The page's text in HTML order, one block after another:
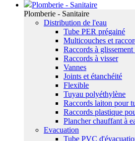
Plomberie - Sanitaire
Plomberie - Sanitaire
Distribution de l'eau
Tube PER prégainé
Multicouches et
Raccords à
Raccords à visser
Vannes
Joints et étanchéité
Flexible
Tuyau polyéthylène
Raccords laiton pour
Raccords plastique
Plancher chauffant à
Evacuation
Tube PVC